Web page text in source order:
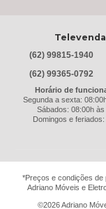
Bertolini (2)
Best (9)
Braslar (6)
cadence
(62) 99815-1940
(62) 99365-0792
Horário de
Segunda a sexta:
Sábados: 08:00h às
Domingos e
*Preços e condições de
Adriano Móveis e
©2026 Adriano